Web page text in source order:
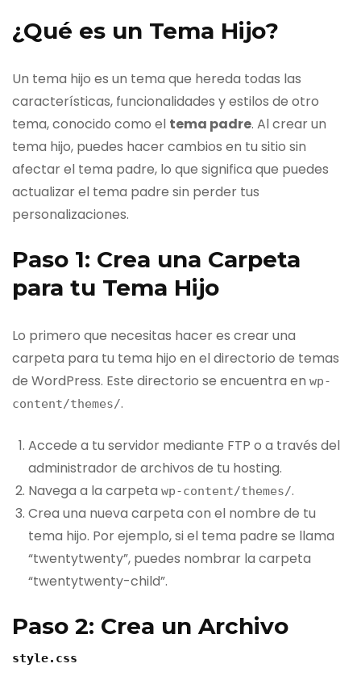
¿Qué es un Tema Hijo?
Un tema hijo es un tema que hereda todas las
características, funcionalidades y estilos de otro
tema, conocido como el tema padre. Al crear un
tema hijo, puedes hacer cambios en tu sitio sin
afectar el tema padre, lo que significa que puedes
actualizar el tema padre sin perder tus
personalizaciones.
Paso 1: Crea una Carpeta
para tu Tema Hijo
Lo primero que necesitas hacer es crear una
carpeta para tu tema hijo en el directorio de temas
de WordPress. Este directorio se encuentra en wp-
content/themes/.
Accede a tu servidor mediante FTP o a través del
administrador de archivos de tu hosting.
Navega a la carpeta wp-content/themes/.
Crea una nueva carpeta con el nombre de tu
tema hijo. Por ejemplo, si el tema padre se llama
“twentytwenty”, puedes nombrar la carpeta
“twentytwenty-child”.
Paso 2: Crea un Archivo
style.css